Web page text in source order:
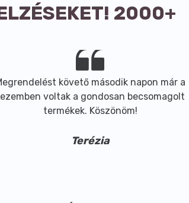
2000+
követő második napon már a
voltak a gondosan becsomagolt
termékek. Köszönöm!
Terézia